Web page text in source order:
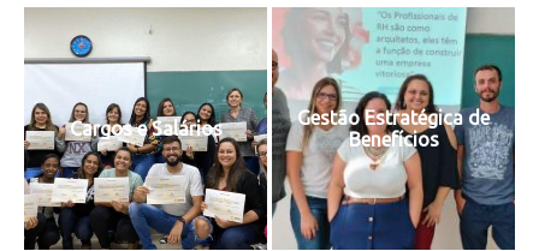
Cargos e Salários
Gestão Estratégica de
Benefícios